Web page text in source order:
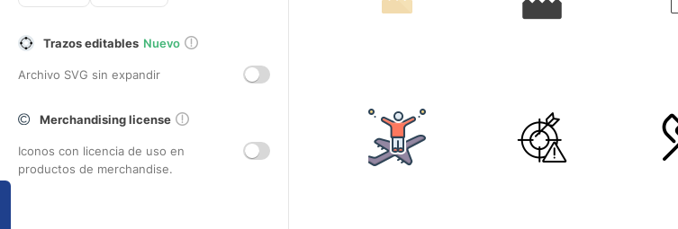
Trazos editables Nuevo
Archivo SVG sin expandir
Merchandising license
Iconos con licencia de uso en
productos de merchandise.